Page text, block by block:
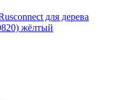
для дерева
жёлтый